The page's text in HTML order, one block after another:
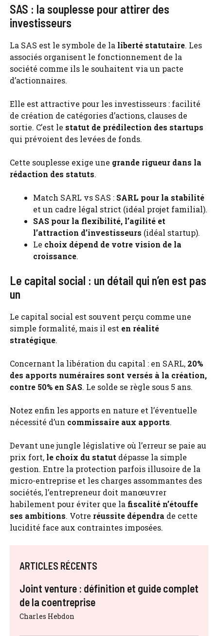
SAS : la souplesse pour attirer des
investisseurs
La SAS est le symbole de la liberté statutaire. Les
associés organisent le fonctionnement de la
société comme ils le souhaitent via un pacte
d’actionnaires.
Elle est attractive pour les investisseurs : facilité
de création de catégories d’actions, clauses de
sortie. C’est le statut de prédilection des startups
qui prévoient des levées de fonds.
Cette souplesse exige une grande rigueur dans la
rédaction des statuts.
Match SARL vs SAS : SARL pour la stabilité
et un cadre légal strict (idéal projet familial).
SAS pour la flexibilité, l’agilité et
l’attraction d’investisseurs (idéal startup).
Le choix dépend de votre vision de la
croissance.
Le capital social : un détail qui n’en est pas
un
Le capital social est souvent perçu comme une
simple formalité, mais il est en réalité
stratégique.
Concernant la libération du capital : en SARL, 20%
des apports numéraires sont versés à la création,
contre 50% en SAS. Le solde se règle sous 5 ans.
Notez enfin les apports en nature et l’éventuelle
nécessité d’un commissaire aux apports.
Devant une jungle législative où l’erreur se paie au
prix fort, le choix du statut dépasse la simple
gestion. Entre la protection parfois illusoire de la
micro-entreprise et les charges assommantes des
sociétés, l’entrepreneur doit manœuvrer
habilement pour éviter que la fiscalité n’étouffe
ses ambitions. Votre réussite dépendra de cette
lucidité face aux contraintes imposées.
ARTICLES RÉCENTS
Joint venture : définition et guide complet
de la coentreprise
Charles Hebdon